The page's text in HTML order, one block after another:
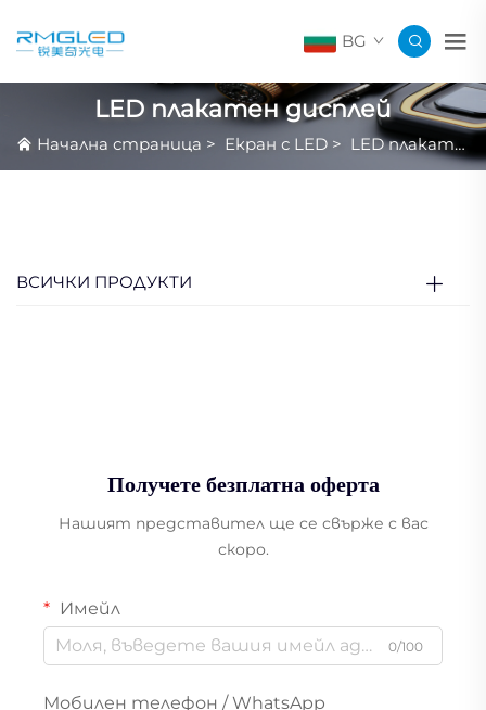
BG
LED плакатен дисплей
Начална страница > Екран с LED > LED плакатен дисплей
ВСИЧКИ ПРОДУКТИ
Получете безплатна оферта
Нашият представител ще се свърже с вас
скоро.
Имейл
0/100
Мобилен телефон / WhatsApp